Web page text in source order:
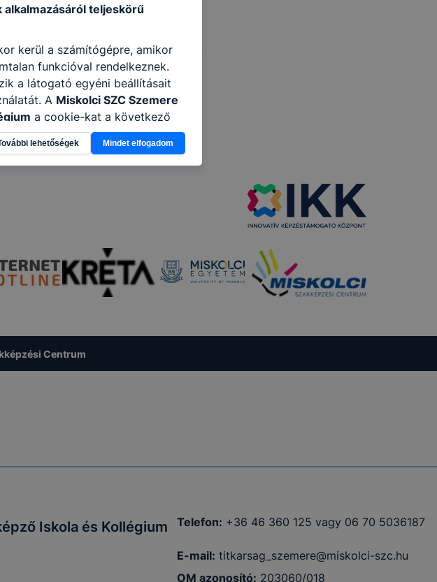
Centrum
Iskola és Kollégium Telefon: +36 46 360 125 vagy 06 70 5036187
E-mail: titkarsag_szemere@miskolci-szc.hu
OM azonosító: 203060/018
teljeskörű
kerül a számítógépre, amikor
funkcióval rendelkeznek.
a látogató egyéni beállításait
A Miskolci SZC Szemere
a cookie-kat a következő
hogyan használja Ön
részeit látogatja, vagy
Önnek még jobb
hogy mivel a cookie-k célja
megkönnyítése vagy lehetővé
vagy törlése által
honlapunk funkcióinak
lehetőségek Mindet elfogadom